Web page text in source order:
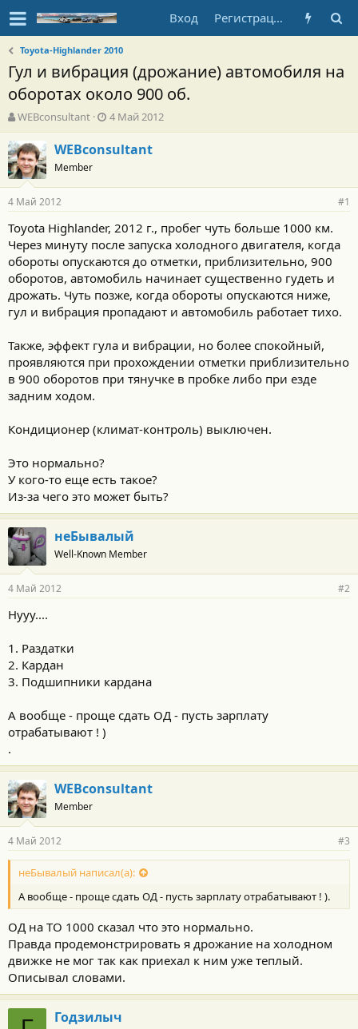
Вход Регистрация
Toyota-Highlander 2010
Гул и вибрация (дрожание) автомобиля на
оборотах около 900 об.
А
в
т
о
р
т
е
м
ы
WEBconsultant
Д
а
т
а
а
а
л
а
4 Май 2012
WEBconsultant
Member
4 Май 2012 #1
Toyota Highlander, 2012 г., пробег чуть больше 1000 км.
Через минуту после запуска холодного двигателя, когда
обороты опускаются до отметки, приблизительно, 900
оборотов, автомобиль начинает существенно гудеть и
дрожать. Чуть позже, когда обороты опускаются ниже,
гул и вибрация пропадают и автомобиль работает тихо.
Также, эффект гула и вибрации, но более спокойный,
проявляются при прохождении отметки приблизительно
в 900 оборотов при тянучке в пробке либо при езде
задним ходом.
Кондиционер (климат-контроль) выключен.
Это нормально?
У кого-то еще есть такое?
Из-за чего это может быть?
неБывалый
Well-Known Member
4 Май 2012 #2
Нууу....
1. Раздатки
2. Кардан
3. Подшипники кардана
А вообще - проще сдать ОД - пусть зарплату
отрабатывают ! )
.
WEBconsultant
Member
4 Май 2012 #3
неБывалый написал(а):
А вообще - проще сдать ОД - пусть зарплату отрабатывают ! ).
ОД на ТО 1000 сказал что это нормально.
Правда продемонстрировать я дрожание на холодном
движке не мог так как приехал к ним уже теплый.
Описывал словами.
Годзилыч